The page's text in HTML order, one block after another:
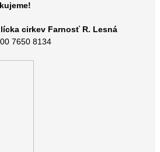
cirkev Farnosť R. Lesná
7650 8134